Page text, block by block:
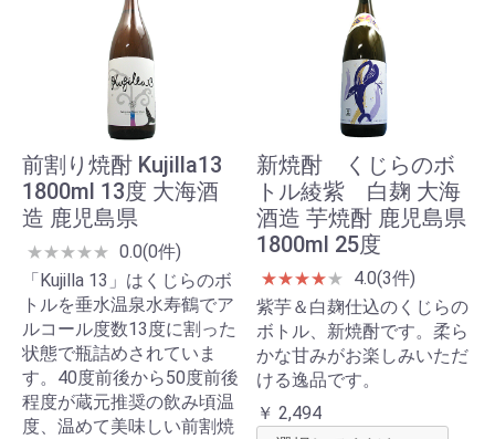
前割り焼酎 Kujilla13
1800ml 13度 大海酒
造 鹿児島県
★★★★★ 0.0(0件)
「Kujilla 13」はくじらのボ
トルを垂水温泉水寿鶴でア
ルコール度数13度に割った
状態で瓶詰めされていま
す。40度前後から50度前後
程度が蔵元推奨の飲み頃温
度、温めて美味しい前割焼
新焼酎 くじらのボ
トル綾紫 白麹 大海
酒造 芋焼酎 鹿児島県
1800ml 25度
★★★★★
4.0(3件)
紫芋＆白麹仕込のくじらの
ボトル、新焼酎です。柔ら
かな甘みがお楽しみいただ
ける逸品です。
￥ 2,494